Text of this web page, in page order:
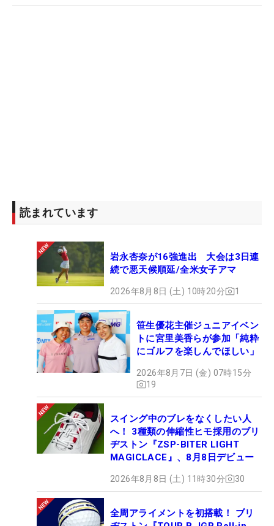
読まれています
岩永杏奈が16強進出 大会は3日連
続で悪天候順延/全米女子アマ
2026年8月8日 (土) 10時20分 1
笹生優花主催ジュニアイベン
トに宮里美香らが参加「純粋
にゴルフを楽しんでほしい」
2026年8月7日 (金) 07時15分
19
スイング中のブレをなくしたい人
へ！ 3種類の伸縮性ヒモ採用のブリ
ヂストン『ZSP-BITER LIGHT
MAGICLACE』、8月8日デビュー
2026年8月8日 (土) 11時30分 30
全周アライメントを初搭載！ ブリ